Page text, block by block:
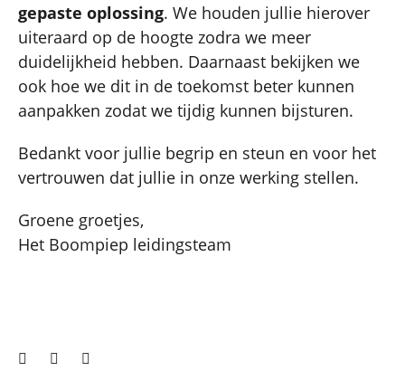
gepaste oplossing. We houden jullie hierover
uiteraard op de hoogte zodra we meer
duidelijkheid hebben. Daarnaast bekijken we
ook hoe we dit in de toekomst beter kunnen
aanpakken zodat we tijdig kunnen bijsturen.
Bedankt voor jullie begrip en steun en voor het
vertrouwen dat jullie in onze werking stellen.
Groene groetjes,
Het Boompiep leidingsteam